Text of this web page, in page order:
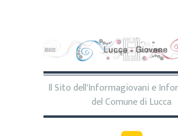
Il Sito dell'Informagiovani e
del Comune di Lucca